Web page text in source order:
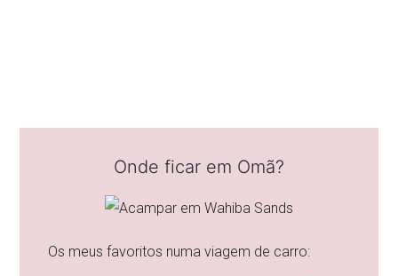
Onde ficar em Omã?
Os meus favoritos numa viagem de carro: